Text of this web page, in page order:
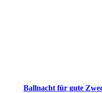
Ballnacht für gute